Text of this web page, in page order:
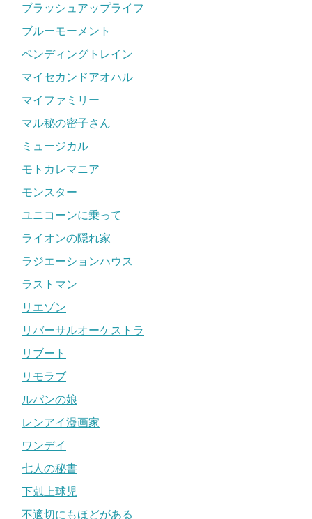
ブラッシュアップライフ
ブルーモーメント
ペンディングトレイン
マイセカンドアオハル
マイファミリー
マル秘の密子さん
ミュージカル
モトカレマニア
モンスター
ユニコーンに乗って
ライオンの隠れ家
ラジエーションハウス
ラストマン
リエゾン
リバーサルオーケストラ
リブート
リモラブ
ルパンの娘
レンアイ漫画家
ワンデイ
七人の秘書
下剋上球児
不適切にもほどがある